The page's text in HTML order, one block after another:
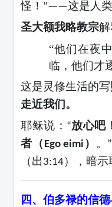
怪！ ”——这是人
圣大额我略教宗解
“他们在夜
临，他们才
这是灵修生活的写
走近我们。
耶稣说： “放心吧
者（ Ego eimi ） 。 ”
（出 3:14），暗示
四、伯多禄的信